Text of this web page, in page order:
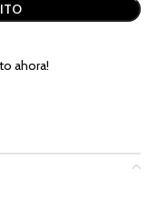
ahora!